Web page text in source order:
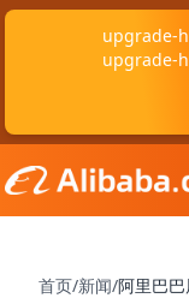
upgrade-
upgrade-
首页/新闻/阿里巴